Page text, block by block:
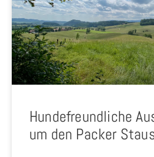
Hundefreundliche
um den Packer